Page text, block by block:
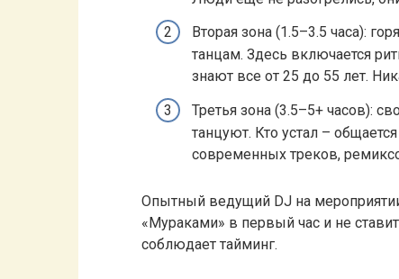
Вторая зона (1.5–3.5 часа):
танцам. Здесь включается
знают все от 25 до 55 лет.
Третья зона (3.5–5+ часов):
танцуют. Кто устал –
современных треков,
Опытный ведущий DJ на
«Мураками» в первый час и не
соблюдает тайминг.